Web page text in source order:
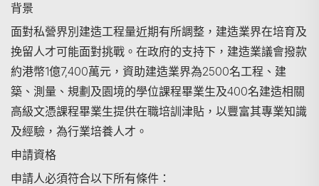
背景
面對私營界別建造工程量近期有所調整，建造業界在培育及
挽留人才可能面對挑戰。在政府的支持下，建造業議會撥款
約港幣1億7,400萬元，資助建造業界為2500名工程、建
築、測量、規劃及園境的學位課程畢業生及400名建造相關
高級文憑課程畢業生提供在職培訓津貼，以豐富其專業知識
及經驗，為行業培養人才。
申請資格
申請人必須符合以下所有條件：